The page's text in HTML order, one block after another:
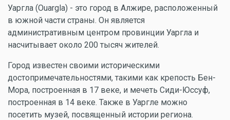
Уаргла (Ouargla) - это город в Алжире, расположенный
в южной части страны. Он является
административным центром провинции Уаргла и
насчитывает около 200 тысяч жителей.
Город известен своими историческими
достопримечательностями, такими как крепость Бен-
Мора, построенная в 17 веке, и мечеть Сиди-Юссуф,
построенная в 14 веке. Также в Уаргле можно
посетить музей, посвященный истории региона.